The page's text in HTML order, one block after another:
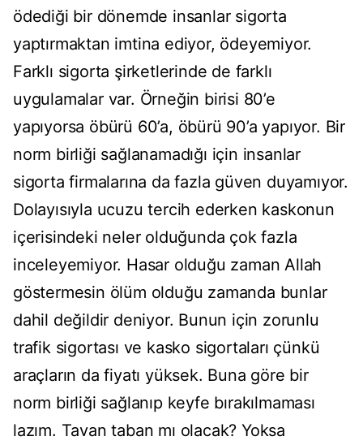
ödediği bir dönemde insanlar sigorta
yaptırmaktan imtina ediyor, ödeyemiyor.
Farklı sigorta şirketlerinde de farklı
uygulamalar var. Örneğin birisi 80’e
yapıyorsa öbürü 60’a, öbürü 90’a yapıyor. Bir
norm birliği sağlanamadığı için insanlar
sigorta firmalarına da fazla güven duyamıyor.
Dolayısıyla ucuzu tercih ederken kaskonun
içerisindeki neler olduğunda çok fazla
inceleyemiyor. Hasar olduğu zaman Allah
göstermesin ölüm olduğu zamanda bunlar
dahil değildir deniyor. Bunun için zorunlu
trafik sigortası ve kasko sigortaları çünkü
araçların da fiyatı yüksek. Buna göre bir
norm birliği sağlanıp keyfe bırakılmaması
lazım. Tavan taban mı olacak? Yoksa